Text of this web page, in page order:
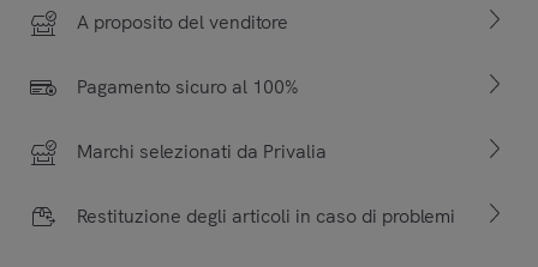
A proposito del venditore
Pagamento sicuro al 100%
Marchi selezionati da Privalia
Restituzione degli articoli in caso di problemi